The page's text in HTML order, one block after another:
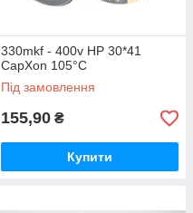
330mkf - 400v HP 30*41
CapXon 105°C
Під замовлення
155,90 ₴
Купити